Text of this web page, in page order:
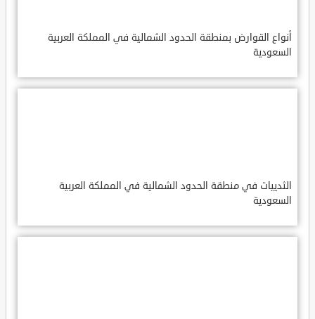
أنواع القوارض بمنطقة الحدود الشمالية في المملكة العربية
السعودية
الثدييات في منطقة الحدود الشمالية في المملكة العربية
السعودية